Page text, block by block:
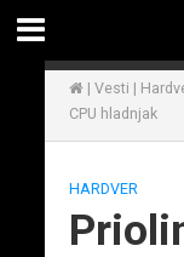
| Vesti |
CPU hladnjak
HARDVER